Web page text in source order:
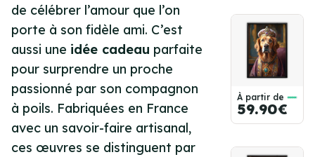
de célébrer l’amour que l’on
porte à son fidèle ami. C’est
aussi une idée cadeau parfaite
pour surprendre un proche
passionné par son compagnon
à poils. Fabriquées en France
avec un savoir-faire artisanal,
ces œuvres se distinguent par
À partir de
59.90€